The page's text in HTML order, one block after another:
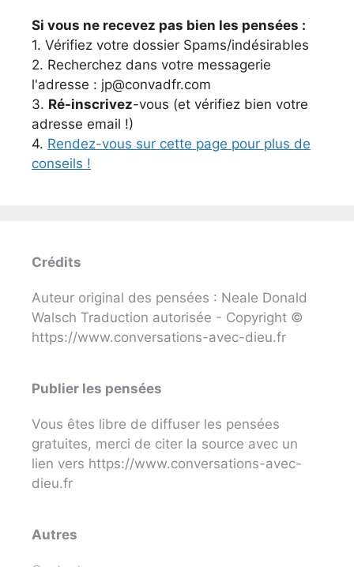
Si vous ne recevez pas bien les pensées :
1. Vérifiez votre dossier Spams/indésirables
2. Recherchez dans votre messagerie
l'adresse : jp@convadfr.com
3. Ré-inscrivez-vous (et vérifiez bien votre
adresse email !)
4. Rendez-vous sur cette page pour plus de
conseils !
Crédits
Auteur original des pensées : Neale Donald
Walsch Traduction autorisée - Copyright ©
https://www.conversations-avec-dieu.fr
Publier les pensées
Vous êtes libre de diffuser les pensées
gratuites, merci de citer la source avec un
lien vers https://www.conversations-avec-
dieu.fr
Autres